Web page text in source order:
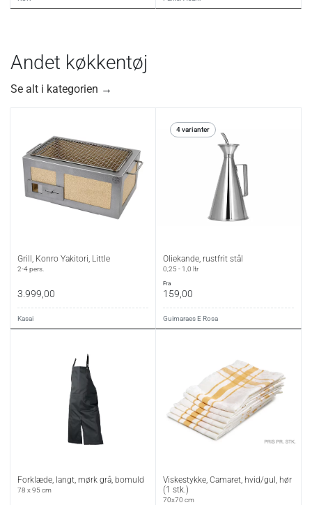
Andet køkkentøj
Se alt i kategorien →
Grill, Konro Yakitori, Little
2-4 pers.
3.999,00
Kasai
4 varianter
Oliekande, rustfrit stål
0,25 - 1,0 ltr
fra
159,00
Guimaraes E Rosa
Forklæde, langt, mørk grå, bomuld
78 x 95 cm
Viskestykke, Camaret, hvid/gul, hør
(1 stk.)
70x70 cm